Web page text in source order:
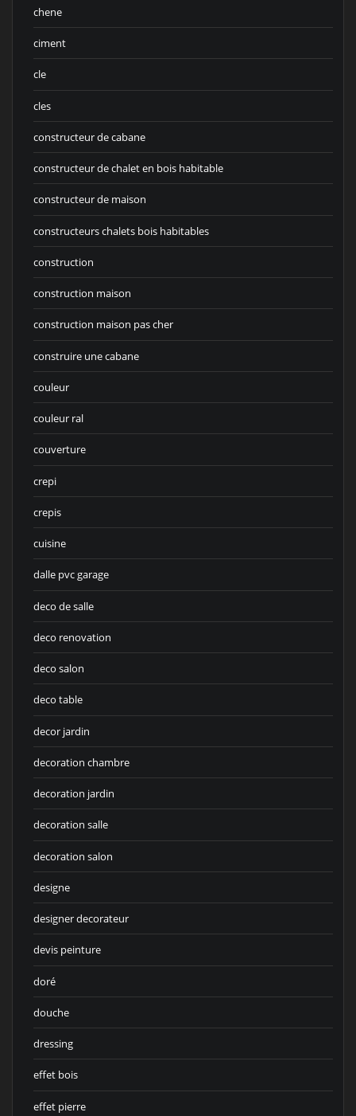
chene
ciment
cle
cles
constructeur de cabane
constructeur de chalet en bois habitable
constructeur de maison
constructeurs chalets bois habitables
construction
construction maison
construction maison pas cher
construire une cabane
couleur
couleur ral
couverture
crepi
crepis
cuisine
dalle pvc garage
deco de salle
deco renovation
deco salon
deco table
decor jardin
decoration chambre
decoration jardin
decoration salle
decoration salon
designe
designer decorateur
devis peinture
doré
douche
dressing
effet bois
effet pierre